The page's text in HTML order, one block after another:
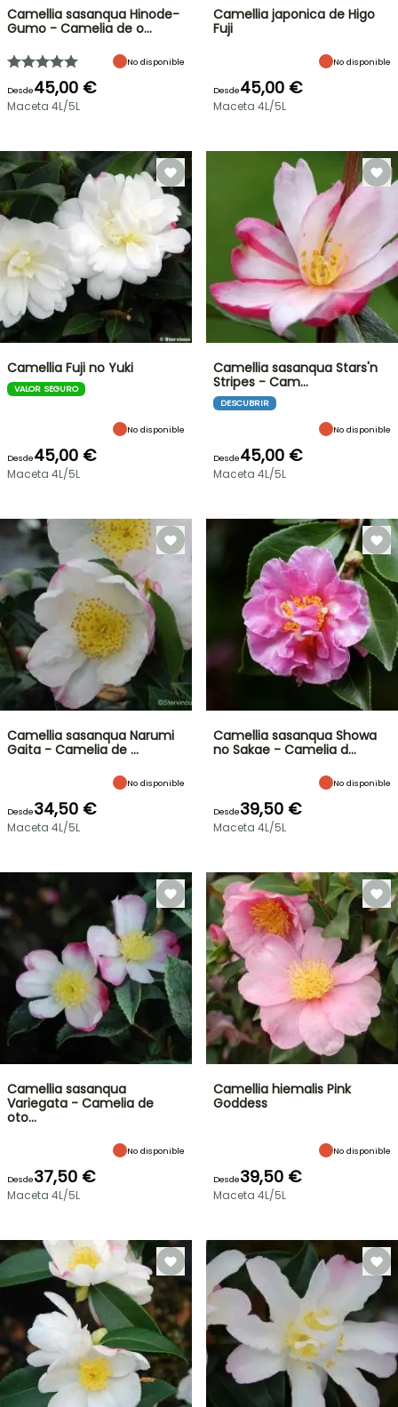
Camellia sasanqua Hinode-
Gumo - Camelia de o…
No disponible
Desde45,00 €
Maceta 4L/5L
Camellia japonica de Higo
Fuji
No disponible
Desde45,00 €
Maceta 4L/5L
Camellia Fuji no Yuki
VALOR SEGURO
No disponible
Desde45,00 €
Maceta 4L/5L
Camellia sasanqua Stars'n
Stripes - Cam…
DESCUBRIR
No disponible
Desde45,00 €
Maceta 4L/5L
Camellia sasanqua Narumi
Gaita - Camelia de …
No disponible
Desde34,50 €
Maceta 4L/5L
Camellia sasanqua Showa
no Sakae - Camelia d…
No disponible
Desde39,50 €
Maceta 4L/5L
Camellia sasanqua
Variegata - Camelia de
oto…
No disponible
Desde37,50 €
Maceta 4L/5L
Camellia hiemalis Pink
Goddess
No disponible
Desde39,50 €
Maceta 4L/5L